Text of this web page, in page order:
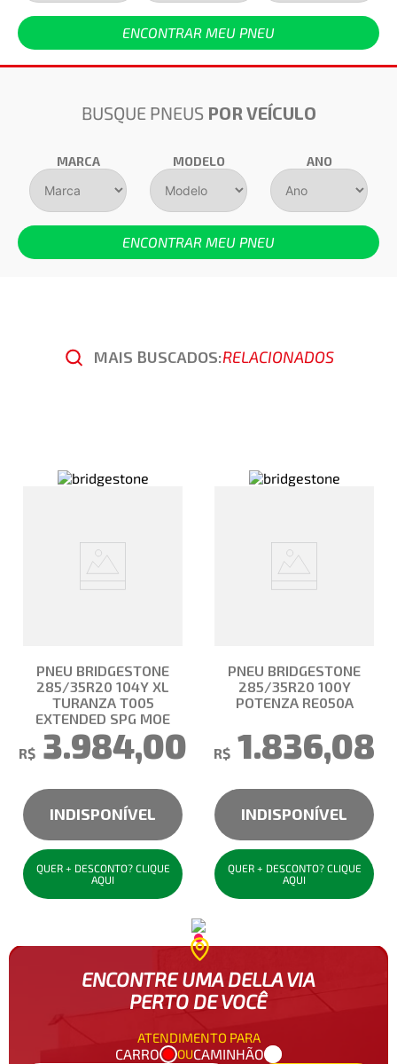
ENCONTRAR MEU PNEU
BUSQUE PNEUS POR VEÍCULO
MARCA MODELO ANO
ENCONTRAR MEU PNEU
MAIS BUSCADOS:RELACIONADOS
PNEU BRIDGESTONE
285/35R20 104Y XL
TURANZA T005
EXTENDED SPG MOE
R$ 3.984,00
INDISPONÍVEL
QUER + DESCONTO? CLIQUE
AQUI
PNEU BRIDGESTONE
285/35R20 100Y
POTENZA RE050A
R$ 1.836,08
INDISPONÍVEL
QUER + DESCONTO? CLIQUE
AQUI
ENCONTRE UMA DELLA VIA
PERTO DE VOCÊ
ATENDIMENTO PARA
CARRO OUCAMINHÃO